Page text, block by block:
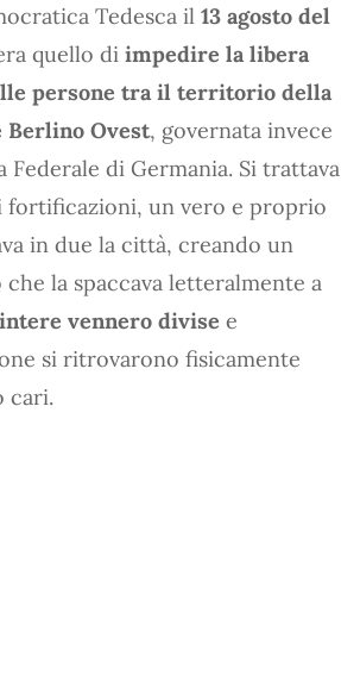
Tedesca il 13 agosto del
quello di impedire la libera
persone tra il territorio della
Berlino Ovest, governata invece
Federale di Germania. Si trattava
fortificazioni, un vero e proprio
in due la città, creando un
la spaccava letteralmente a
vennero divise e
si ritrovarono fisicamente
cari.